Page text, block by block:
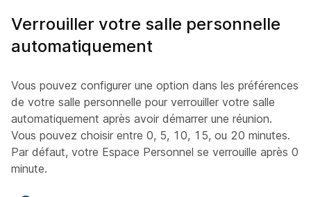
Verrouiller votre salle personnelle
automatiquement
Vous pouvez configurer une option dans les préférences
de votre salle personnelle pour verrouiller votre salle
automatiquement après avoir démarrer une réunion.
Vous pouvez choisir entre 0, 5, 10, 15, ou 20 minutes.
Par défaut, votre Espace Personnel se verrouille après 0
minute.